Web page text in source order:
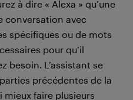
à dire « Alexa » qu’une
conversation avec
spécifiques ou de mots
pour qu’il
besoin. L’assistant se
précédentes de la
faire plusieurs